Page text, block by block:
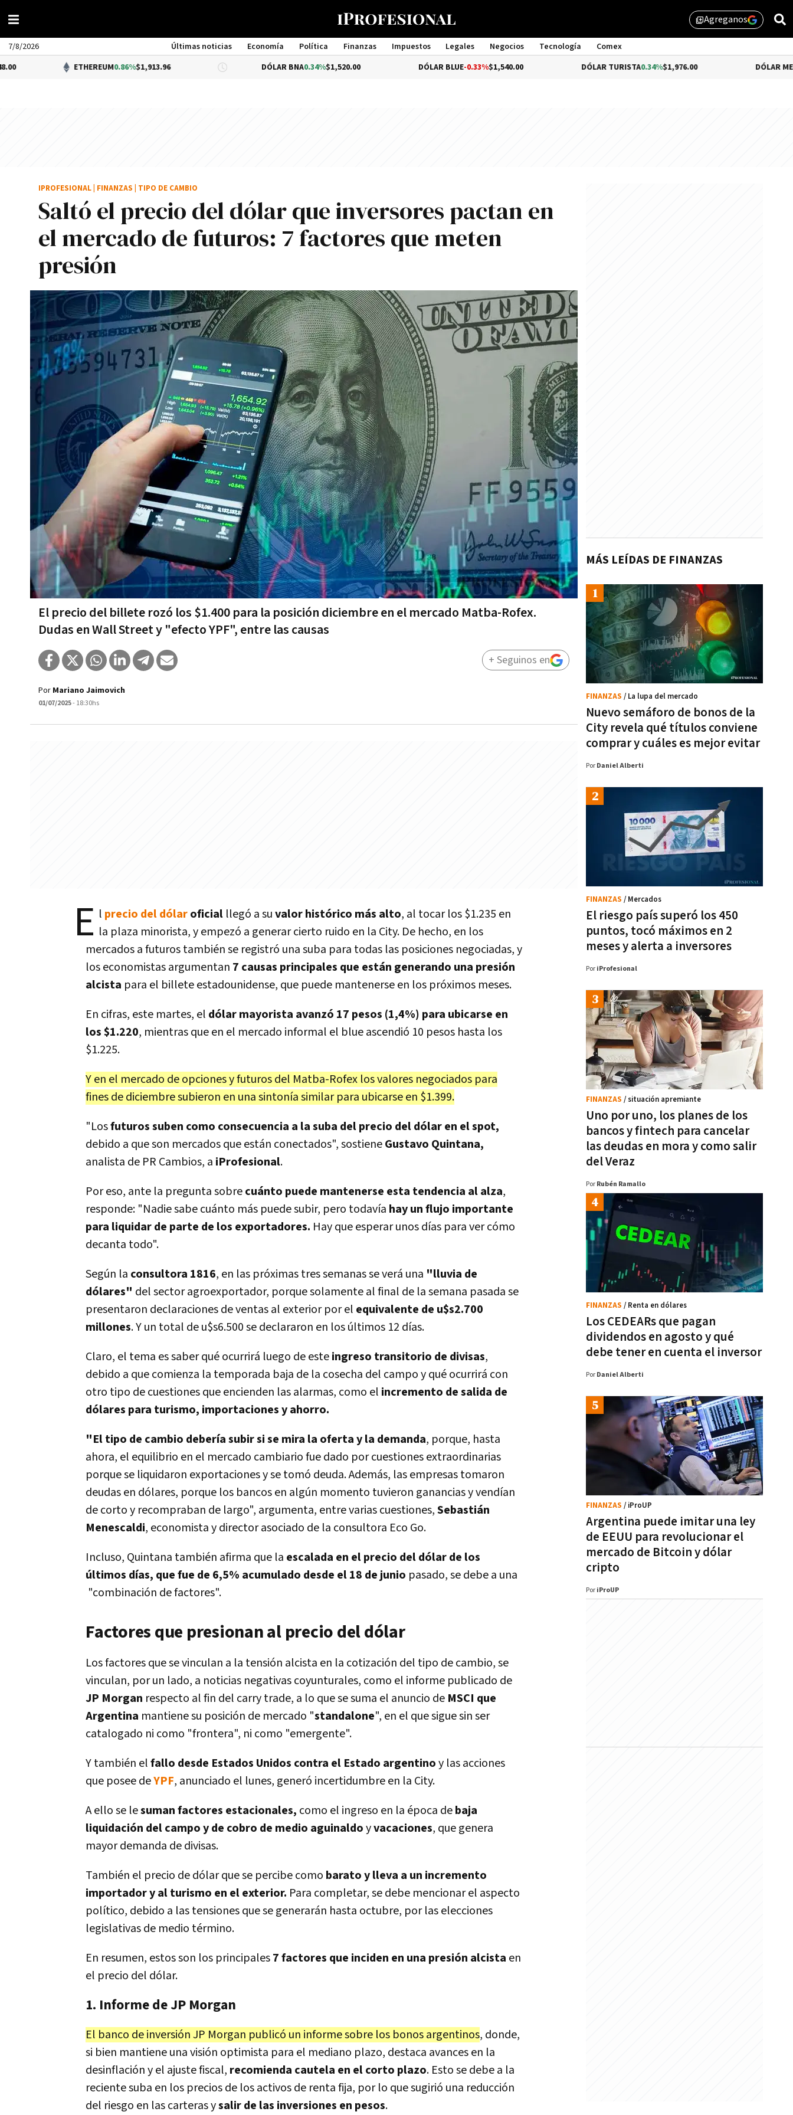
library_addAgreganos
7/8/2026 Últimas noticias Economía Política Finanzas Impuestos Legales Negocios Tecnología
Comex
Management
ETHEREUM0.86%$1,913.96 DÓLAR BNA 0.34%$1,520.00 -0.33%$1,540.00 DÓLAR TURISTA0.34%$1,976.00 -0.54%
Saltó el precio del dólar que inversores pactan en
el mercado de futuros: 7 factores que meten
presión
El precio del billete rozó los $1.400 para la posición diciembre en el mercado Matba-Rofex.
Dudas en Wall Street y "efecto YPF", entre las causas
IPROFESIONAL FINANZAS TIPO DE CAMBIO
Por Mariano Jaimovich
01/07/2025- 18:30hs
+ Seguinos en
E l precio del dólaroficial llegó a suvalor histórico más alto, al tocar los $1.235 en
la plaza minorista, y empezó a generar cierto ruido en la City. De hecho, en los
mercados a futuros también se registró una suba para todas las posiciones negociadas, y
los economistas argumentan 7 causas principales que están generando una presión
alcista para el billete estadounidense, que puede mantenerse en los próximos meses.
En cifras, este martes, el dólar mayorista avanzó 17 pesos (1,4%) para ubicarse en
los $1.220, mientras que en el mercado informal el blue ascendió 10 pesos hasta los
$1.225.
Y en el mercado de opciones y futuros del Matba-Rofex los valores negociados para
fines de diciembre subieron en una sintonía similar para ubicarse en $1.399.
"Losfuturos suben como consecuencia a la suba del precio del dólar en el spot,
debido a que son mercados que están conectados", sostieneGustavo Quintana,
analista de PR Cambios, a iProfesional.
Por eso, ante la pregunta sobrecuánto puede mantenerse esta tendencia al alza,
responde: "Nadie sabe cuánto más puede subir, pero todavía hay un flujo importante
para liquidar de parte de los exportadores. Hay que esperar unos días para ver cómo
decanta todo".
Según la consultora 1816, en las próximas tres semanas se verá una "lluvia de
dólares" del sector agroexportador, porque solamente al final de la semana pasada se
presentaron declaraciones de ventas al exterior por el equivalente de u$s2.700
millones. Y un total de u$s6.500 se declararon en los últimos 12 días.
Claro, el tema es saber qué ocurrirá luego de esteingreso transitorio de divisas,
debido a que comienza la temporada baja de la cosecha del campo y qué ocurrirá con
otro tipo de cuestiones que encienden las alarmas, como el incremento de salida de
dólares para turismo, importaciones y ahorro.
"El tipo de cambio debería subir si se mira la oferta y la demanda, porque, hasta
ahora, el equilibrio en el mercado cambiario fue dado por cuestiones extraordinarias
porque se liquidaron exportaciones y se tomó deuda. Además, las empresas tomaron
deudas en dólares, porque los bancos en algún momento tuvieron ganancias y vendían
de corto y recompraban de largo", argumenta, entre varias cuestiones,Sebastián
Menescaldi, economista y director asociado de la consultora Eco Go.
Incluso, Quintana también afirma que la escalada en el precio del dólar de los
últimos días, que fue de 6,5% acumulado desde el 18 de junio pasado, se debe a una
"combinación de factores".
Factores que presionan al precio del dólar
Los factores que se vinculan a la tensión alcista en la cotización del tipo de cambio, se
vinculan, por un lado, a noticias negativas coyunturales, como el informe publicado de
JP Morgan respecto al fin del carry trade, a lo que se suma el anuncio de MSCI que
Argentina mantiene su posición de mercado "standalone", en el que sigue sin ser
catalogado ni como "frontera", ni como "emergente".
Y también elfallo desde Estados Unidos contra el Estado argentinoy las acciones
que posee deYPF, anunciado el lunes, generó incertidumbre en la City.
A ello se lesuman factores estacionales, como el ingreso en la época debaja
liquidación del campo y de cobro de medio aguinaldoyvacaciones, que genera
mayor demanda de divisas.
También el precio de dólar que se percibe como barato y lleva a un incremento
importador y al turismo en el exterior. Para completar, se debe mencionar el aspecto
político, debido a las tensiones que se generarán hasta octubre, por las elecciones
legislativas de medio término.
En resumen, estos son los principales7 factores que inciden en una presión alcista en
el precio del dólar.
1. Informe de JP Morgan
El banco de inversión JP Morgan publicó un informe sobre los bonos argentinos, donde,
si bien mantiene una visión optimista para el mediano plazo, destaca avances en la
desinflación y el ajuste fiscal, recomienda cautela en el corto plazo. Esto se debe a la
reciente suba en los precios de los activos de renta fija, por lo que sugirió una reducción
del riesgo en las carteras ysalir de las inversiones en pesos.
MÁS LEÍDAS DE FINANZAS
Nuevo semáforo de bonos de la
City revela qué títulos conviene
comprar y cuáles es mejor evitar
FINANZAS / La lupa del mercado
Por Daniel Alberti
El riesgo país superó los 450
puntos, tocó máximos en 2
meses y alerta a inversores
FINANZAS / Mercados
Por iProfesional
Uno por uno, los planes de los
bancos y fintech para cancelar
las deudas en mora y como salir
del Veraz
FINANZAS / situación apremiante
Por Rubén Ramallo
Los CEDEARs que pagan
dividendos en agosto y qué
debe tener en cuenta el inversor
FINANZAS / Renta en dólares
Por Daniel Alberti
Argentina puede imitar una ley
de EEUU para revolucionar el
mercado de Bitcoin y dólar
cripto
FINANZAS / iProUP
Por iProUP